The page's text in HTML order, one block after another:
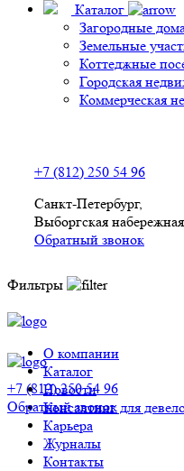
Каталог
Загородные
Земельные
Коттеджные
Городская
Коммерческая
+7 (812) 250 54 96
Санкт-Петербург,
Выборгская
Обратный звонок
Фильтры
О компании
Каталог
Новости
Консалтинг для
Карьера
Журналы
Контакты
+7 (812) 250 54 96
Обратный звонок